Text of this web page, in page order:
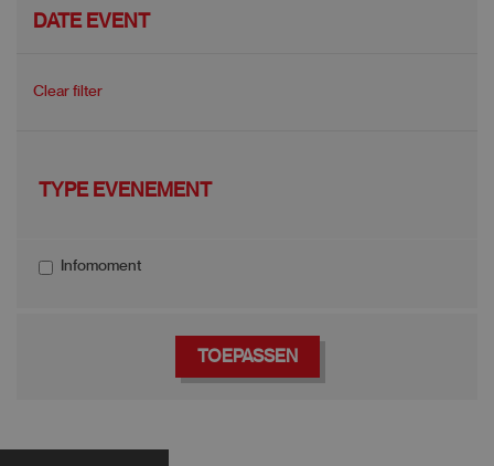
DATE EVENT
Clear filter
TYPE EVENEMENT
Infomoment
TOEPASSEN